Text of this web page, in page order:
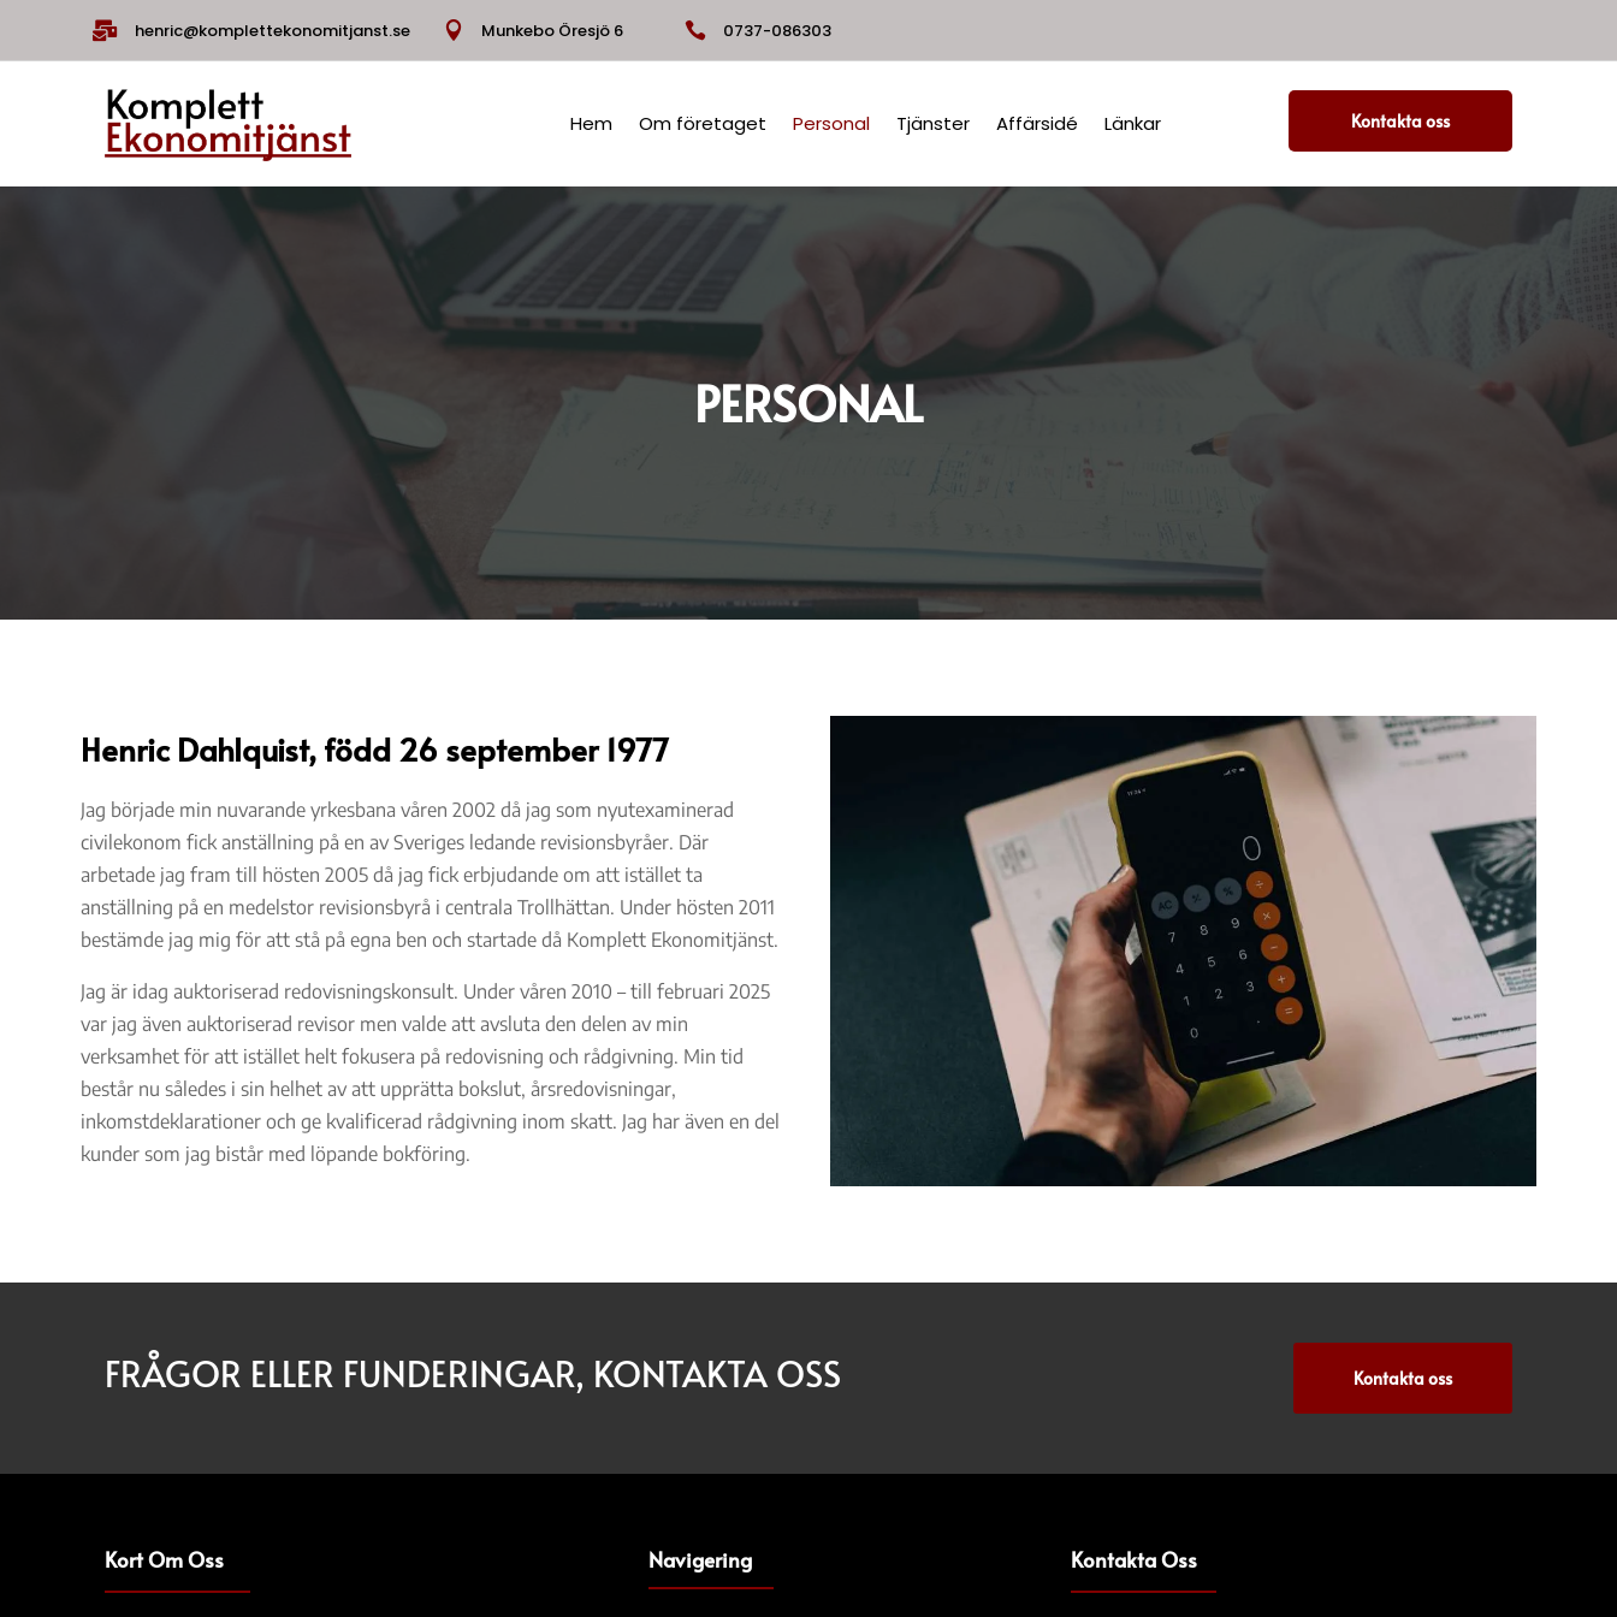
 henric@komplettekonomitjanst.se  Munkebo Öresjö 6  0737-086303
Hem Om företaget Personal Tjänster Affärsidé Länkar Kontakta oss
PERSONAL
Henric Dahlquist, född 26 september 1977
Jag började min nuvarande yrkesbana våren 2002 då jag som nyutexaminerad
civilekonom fick anställning på en av Sveriges ledande revisionsbyråer. Där
arbetade jag fram till hösten 2005 då jag fick erbjudande om att istället ta
anställning på en medelstor revisionsbyrå i centrala Trollhättan. Under hösten 2011
bestämde jag mig för att stå på egna ben och startade då Komplett Ekonomitjänst.
Jag är idag auktoriserad redovisningskonsult. Under våren 2010 – till februari 2025
var jag även auktoriserad revisor men valde att avsluta den delen av min
verksamhet för att istället helt fokusera på redovisning och rådgivning. Min tid
består nu således i sin helhet av att upprätta bokslut, årsredovisningar,
inkomstdeklarationer och ge kvalificerad rådgivning inom skatt. Jag har även en del
kunder som jag bistår med löpande bokföring.
FRÅGOR ELLER FUNDERINGAR, KONTAKTA OSS Kontakta oss
Kort Om Oss Navigering Kontakta Oss